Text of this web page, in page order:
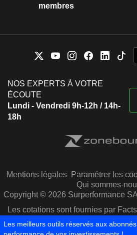
membres
NOS EXPERTS À VOTRE
ÉCOUTE
Lundi - Vendredi 9h-12h / 14h-
18h
Mentions légales Paramétrer les
Qui sommes-
Copyright © 2026 Surperformance
Les cotations sont fournies par
Capital IQ
Les meilleurs outils réservés aux